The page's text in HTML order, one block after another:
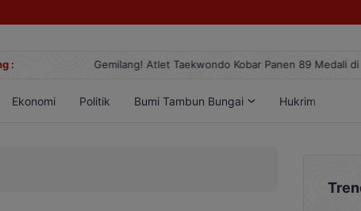
: Gemilang! Atlet Taekwondo Kobar Panen 89 Medali di Ajang
Ekonomi Politik Bumi Tambun Bungai Hukrim